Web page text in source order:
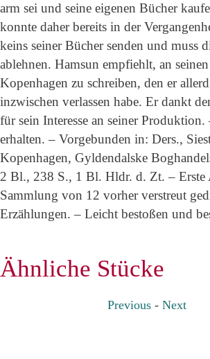
arm sei und seine eigenen Bücher
konnte daher bereits in der
keins seiner Bücher senden und muss
ablehnen. Hamsun empfiehlt, an
Kopenhagen zu schreiben, den er
inzwischen verlassen habe. Er dankt
für sein Interesse an seiner Produktion.
erhalten. – Vorgebunden in: Ders.,
Kopenhagen, Gyldendalske
2 Bl., 238 S., 1 Bl. Hldr. d. Zt. – Erste
Sammlung von 12 vorher verstreut
Erzählungen. – Leicht bestoßen und
Ähnliche Stücke
Previous- Next